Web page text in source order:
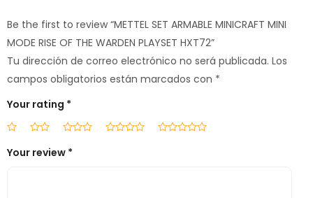
Be the first to review “METTEL SET ARMABLE MINICRAFT MINI
MODE RISE OF THE WARDEN PLAYSET HXT72”
Tu dirección de correo electrónico no será publicada. Los
campos obligatorios están marcados con *
Your rating *
Your review *